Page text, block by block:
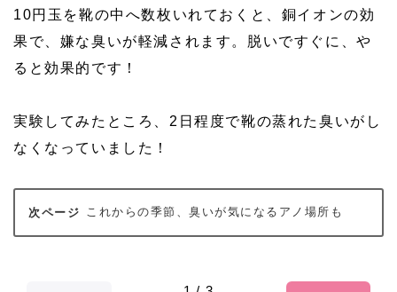
10円玉を靴の中へ数枚いれておくと、銅イオンの効
果で、嫌な臭いが軽減されます。脱いですぐに、や
ると効果的です！
実験してみたところ、2日程度で靴の蒸れた臭いがし
なくなっていました！
これからの季節、臭いが気になるアノ場所も